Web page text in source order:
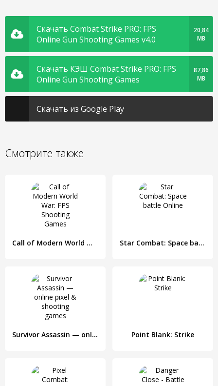
Скачать Combat Strike PRO: FPS
Online Gun Shooting Games v4.0
20,84
MB
Скачать КЭШ Combat Strike PRO: FPS
Online Gun Shooting Games
87,86
MB
Скачать из Google Play
Смотрите также
Call of Modern World War: FPS Shooting Games Star Combat: Space battle Online
Survivor Assassin — online pixel & shooting games Point Blank: Strike